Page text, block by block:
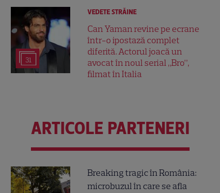
31
VEDETE STRĂINE
Can Yaman revine pe ecrane
într-o ipostază complet
diferită. Actorul joacă un
avocat în noul serial „Bro”,
filmat în Italia
ARTICOLE PARTENERI
Breaking tragic în România:
microbuzul în care se afla